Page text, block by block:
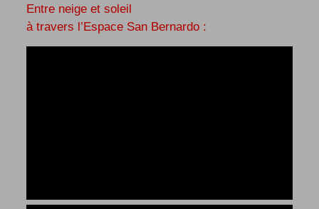
Entre neige et soleil
à travers l’Espace San Bernardo :